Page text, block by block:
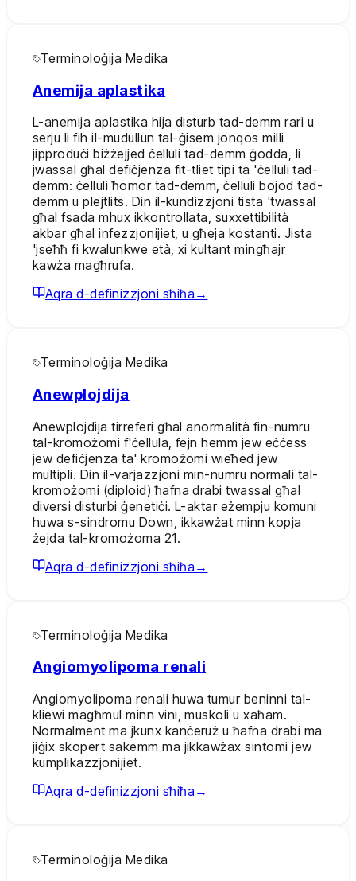
Terminoloġija Medika
Anemija aplastika
L-anemija aplastika hija disturb tad-demm rari u
serju li fih il-mudullun tal-ġisem jonqos milli
jipproduċi biżżejjed ċelluli tad-demm ġodda, li
jwassal għal defiċjenza fit-tliet tipi ta 'ċelluli tad-
demm: ċelluli ħomor tad-demm, ċelluli bojod tad-
demm u plejtlits. Din il-kundizzjoni tista 'twassal
għal fsada mhux ikkontrollata, suxxettibilità
akbar għal infezzjonijiet, u għeja kostanti. Jista
'jseħħ fi kwalunkwe età, xi kultant mingħajr
kawża magħrufa.
Aqra d-definizzjoni sħiħa →
Terminoloġija Medika
Anewplojdija
Anewplojdija tirreferi għal anormalità fin-numru
tal-kromożomi f'ċellula, fejn hemm jew eċċess
jew defiċjenza ta' kromożomi wieħed jew
multipli. Din il-varjazzjoni min-numru normali tal-
kromożomi (diploid) ħafna drabi twassal għal
diversi disturbi ġenetiċi. L-aktar eżempju komuni
huwa s-sindromu Down, ikkawżat minn kopja
żejda tal-kromożoma 21.
Aqra d-definizzjoni sħiħa →
Terminoloġija Medika
Angiomyolipoma renali
Angiomyolipoma renali huwa tumur beninni tal-
kliewi magħmul minn vini, muskoli u xaħam.
Normalment ma jkunx kanċeruż u ħafna drabi ma
jiġix skopert sakemm ma jikkawżax sintomi jew
kumplikazzjonijiet.
Aqra d-definizzjoni sħiħa →
Terminoloġija Medika